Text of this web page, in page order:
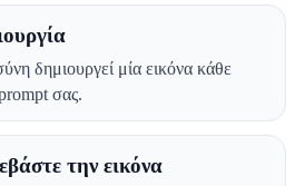
δημιουργεί μία εικόνα κάθε
σας.
την εικόνα